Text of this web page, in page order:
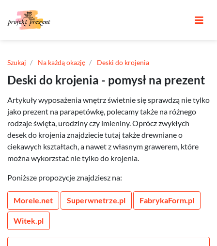
Szukaj Na każdą okazję Deski do krojenia
Deski do krojenia - pomysł na prezent
Artykuły wyposażenia wnętrz świetnie się sprawdzą nie tylko
jako prezent na parapetówkę, polecamy także na różnego
rodzaje święta, urodziny czy imieniny. Oprócz zwykłych
desek do krojenia znajdziecie tutaj także drewniane o
ciekawych kształtach, a nawet z własnym grawerem, które
można wykorzstać nie tylko do krojenia.
Poniższe propozycje znajdziesz na:
Morele.net Superwnetrze.pl FabrykaForm.pl
Witek.pl